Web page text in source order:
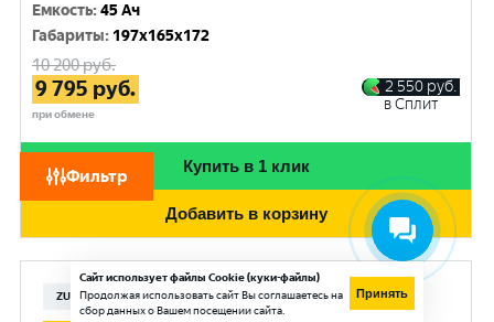
Фильтр
Емкость:45 Ач
Габариты: 197x165x172
10 200руб.
9 795 руб.
при обмене
2 550 руб.
в Сплит
Купить в 1 клик
Добавить в корзину
ZUBR
Сайт использует файлы Cookie (куки-файлы)
Продолжая использовать сайт Вы соглашаетесь на
сбор данных о Вашем посещении сайта.
Принять